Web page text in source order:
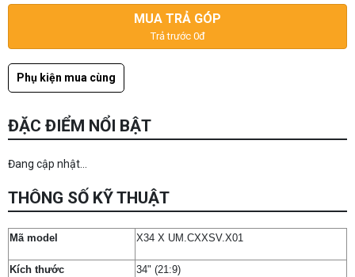
MUA TRẢ GÓP
Trả trước 0đ
Phụ kiện mua cùng
ĐẶC ĐIỂM NỔI BẬT
Đang cập nhật...
THÔNG SỐ KỸ THUẬT
Mã model X34 X UM.CXXSV.X01
Kích thước 34" (21:9)